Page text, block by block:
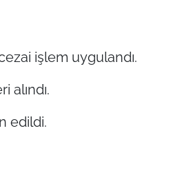
işlem uygulandı.
alındı.
edildi.